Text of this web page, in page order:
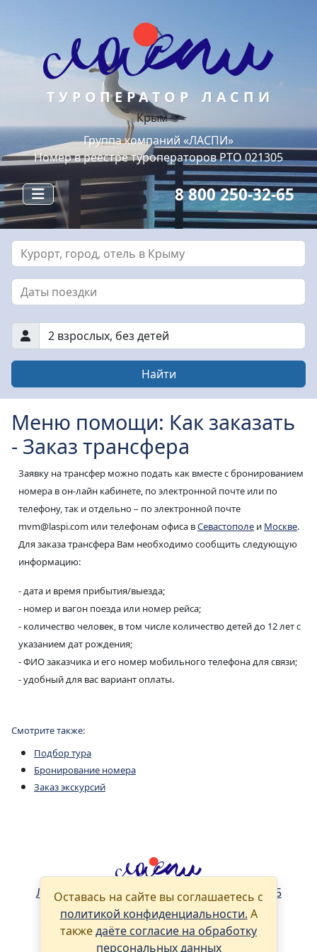
ТУРОПЕРАТОР ЛАСПИ
Крым
Группа компаний «ЛАСПИ»
Номер в реестре туроператоров РТО 021305
8 800 250-32-65
Курорт, город, отель в Крыму
Даты поездки
2 взрослых, без детей
Найти
Меню помощи: Как заказать
- Заказ трансфера
Заявку на трансфер можно подать как вместе с бронированием
номера в он-лайн кабинете, по электронной почте или по
телефону, так и отдельно – по электронной почте
mvm@laspi.com или телефонам офиса вСевастополе и Москве.
Для заказа трансфера Вам необходимо сообщить следующую
информацию:
- дата и время прибытия/выезда;
- номер и вагон поезда или номер рейса;
- количество человек, в том числе количество детей до 12 лет с
указанием дат рождения;
- ФИО заказчика и его номер мобильного телефона для связи;
- удобный для вас вариант оплаты.
Смотрите также:
Подбор тура
Бронирование номера
Заказ экскурсий
Ласпи в реестре туроператоров РТО 021305
Связаться с нами
Наша политика в отношении хранения и обработки
Оставась на сайте вы соглашаетесь с
политикой конфиденциальности. А
такжедаёте согласие на обработку
персональных данных